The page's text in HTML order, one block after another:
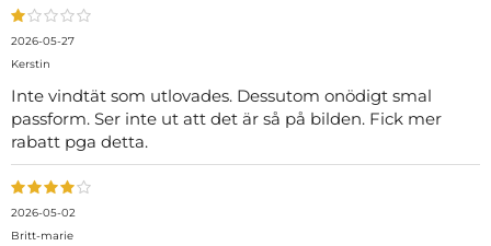
2026-05-27
Kerstin
Inte vindtät som utlovades. Dessutom onödigt smal
passform. Ser inte ut att det är så på bilden. Fick mer
rabatt pga detta.
2026-05-02
Britt-marie